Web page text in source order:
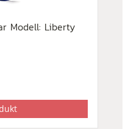
Modell: Liberty